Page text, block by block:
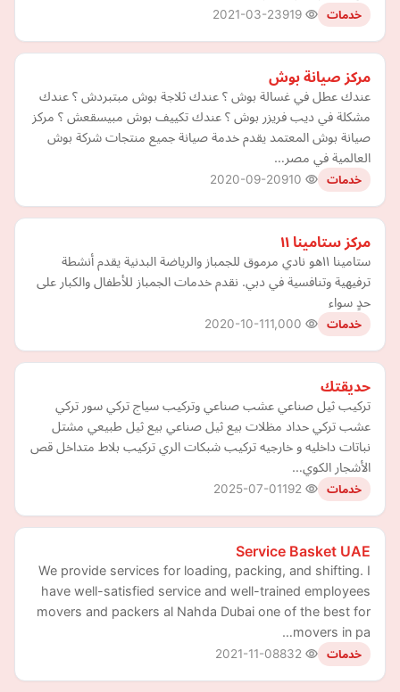
خدمات 2021-03-23
مركز صيانة بوش
عندك عطل في غسالة بوش ؟ عندك ثلاجة بوش مبتبردش ؟ عندك
مشكلة في ديب فريزر بوش ؟ عندك تكييف بوش مبيسقعش ؟ مركز
صيانة بوش المعتمد يقدم خدمة صيانة جميع منتجات شركة بوش
العالمية في مصر…
خدمات 2020-09-20
مركز ستامينا ١١
ستامينا ١١هو نادي مرموق للجمباز والرياضة البدنية يقدم أنشطة
ترفيهية وتنافسية في دبي. نقدم خدمات الجمباز للأطفال والكبار على
حدٍ سواء
خدمات 2020-10-11
حديقتك
تركيب ثيل صناعي عشب صناعي وتركيب سياج تركي سور تركي
عشب تركي حداد مظلات بيع ثيل صناعي بيع ثيل طبيعي مشتل
نباتات داخليه و خارجيه تركيب شبكات الري تركيب بلاط متداخل قص
الأشجار الكوي…
خدمات 2025-07-01
Service Basket UAE
We provide services for loading, packing, and shifting. I
have well-satisfied service and well-trained employees
movers and packers al Nahda Dubai one of the best for
movers in pa…
خدمات 2021-11-08